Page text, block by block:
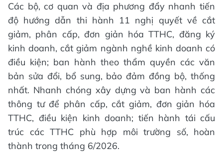
Các bộ, cơ quan và địa phương đẩy nhanh tiến
độ hướng dẫn thi hành 11 nghị quyết về cắt
giảm, phân cấp, đơn giản hóa TTHC, đăng ký
kinh doanh, cắt giảm ngành nghề kinh doanh có
điều kiện; ban hành theo thẩm quyền các văn
bản sửa đổi, bổ sung, bảo đảm đồng bộ, thống
nhất. Nhanh chóng xây dựng và ban hành các
thông tư để phân cấp, cắt giảm, đơn giản hóa
TTHC, điều kiện kinh doanh; tiến hành tái cấu
trúc các TTHC phù hợp môi trường số, hoàn
thành trong tháng 6/2026.